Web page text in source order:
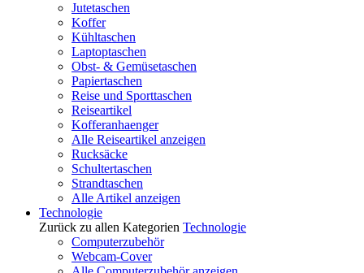
Jutetaschen
Koffer
Kühltaschen
Laptoptaschen
Obst- & Gemüsetaschen
Papiertaschen
Reise und Sporttaschen
Reiseartikel
Kofferanhaenger
Alle Reiseartikel anzeigen
Rucksäcke
Schultertaschen
Strandtaschen
Alle Artikel anzeigen
Technologie
Zurück zu allen Kategorien Technologie
Computerzubehör
Webcam-Cover